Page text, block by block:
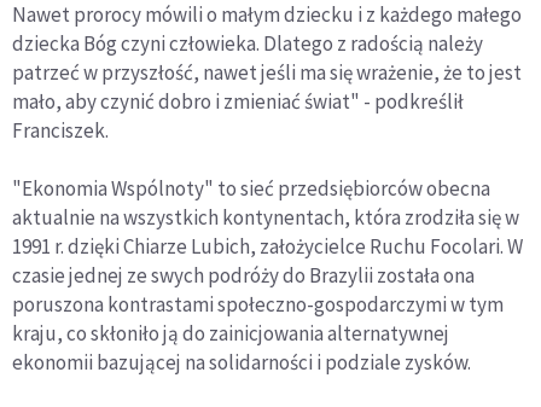
Nawet prorocy mówili o małym dziecku i z każdego małego
dziecka Bóg czyni człowieka. Dlatego z radością należy
patrzeć w przyszłość, nawet jeśli ma się wrażenie, że to jest
mało, aby czynić dobro i zmieniać świat" - podkreślił
Franciszek.
"Ekonomia Wspólnoty" to sieć przedsiębiorców obecna
aktualnie na wszystkich kontynentach, która zrodziła się w
1991 r. dzięki Chiarze Lubich, założycielce Ruchu Focolari. W
czasie jednej ze swych podróży do Brazylii została ona
poruszona kontrastami społeczno-gospodarczymi w tym
kraju, co skłoniło ją do zainicjowania alternatywnej
ekonomii bazującej na solidarności i podziale zysków.